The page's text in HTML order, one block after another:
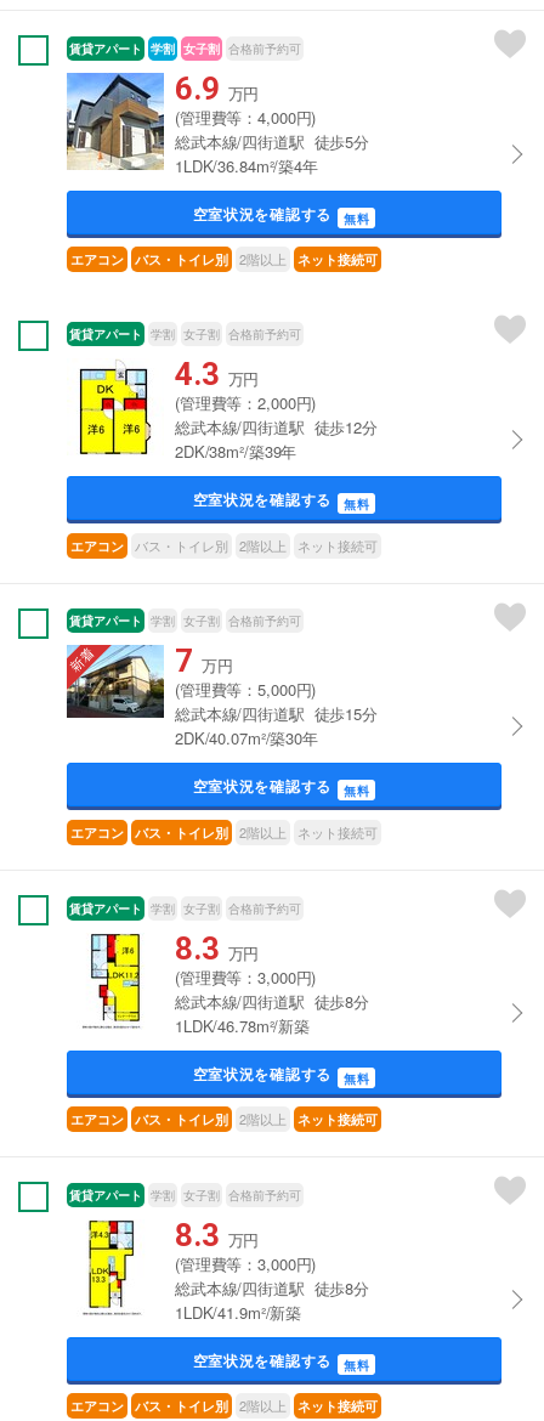
賃貸アパート 学割 女子割 合格前予約可
6.9 万円
(管理費等：4,000円)
総武本線/四街道駅 徒歩5分
1LDK/36.84m²/築4年
空室状況を確認する 無料
エアコン バス・トイレ別 2階以上 ネット接続可
賃貸アパート 学割 女子割 合格前予約可
4.3 万円
(管理費等：2,000円)
総武本線/四街道駅 徒歩12分
2DK/38m²/築39年
空室状況を確認する 無料
エアコン バス・トイレ別 2階以上 ネット接続可
賃貸アパート 学割 女子割 合格前予約可
7 万円
(管理費等：5,000円)
総武本線/四街道駅 徒歩15分
2DK/40.07m²/築30年
空室状況を確認する 無料
エアコン バス・トイレ別 2階以上 ネット接続可
賃貸アパート 学割 女子割 合格前予約可
8.3 万円
(管理費等：3,000円)
総武本線/四街道駅 徒歩8分
1LDK/46.78m²/新築
空室状況を確認する 無料
エアコン バス・トイレ別 2階以上 ネット接続可
賃貸アパート 学割 女子割 合格前予約可
8.3 万円
(管理費等：3,000円)
総武本線/四街道駅 徒歩8分
1LDK/41.9m²/新築
空室状況を確認する 無料
エアコン バス・トイレ別 2階以上 ネット接続可